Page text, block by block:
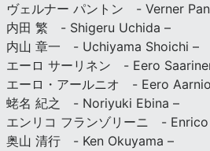
ヴェルナー パントン - Verner
内田 繁 - Shigeru Uchida –
内山 章一 - Uchiyama Shoichi –
エーロ サーリネン - Eero
エーロ・アールニオ - Eero
蛯名 紀之 - Noriyuki Ebina –
エンリコ フランゾリーニ -
奥山 清行 - Ken Okuyama –